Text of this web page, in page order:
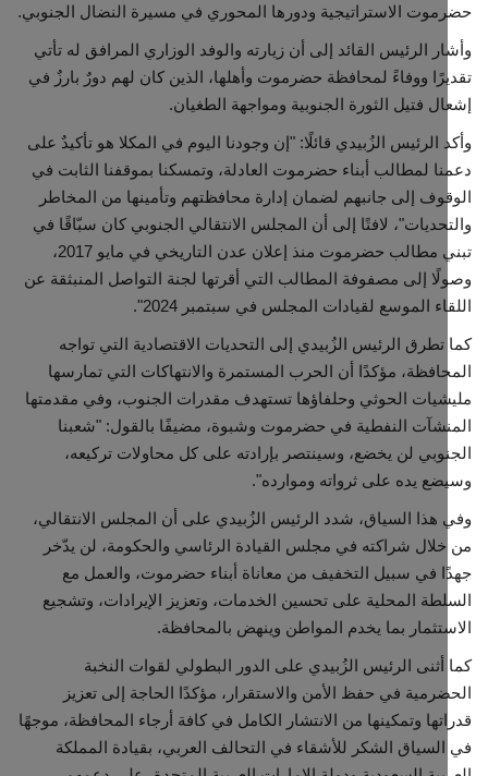
الاستراتيجية ودورها المحوري في مسيرة النضال الجنوبي.
الرئيس القائد إلى أن زيارته والوفد الوزاري المرافق له تأتي
ووفاءً لمحافظة حضرموت وأهلها، الذين كان لهم دورٌ بارزٌ في
فتيل الثورة الجنوبية ومواجهة الطغيان.
الرئيس الزُبيدي قائلًا: "إن وجودنا اليوم في المكلا هو تأكيدٌ على
لمطالب أبناء حضرموت العادلة، وتمسكنا بموقفنا الثابت في
إلى جانبهم لضمان إدارة محافظتهم وتأمينها من المخاطر
لافتًا إلى أن المجلس الانتقالي الجنوبي كان سبّاقًا في
إلى مصفوفة المطالب التي أقرتها لجنة التواصل المنبثقة عن
الموسع لقيادات المجلس في سبتمبر 2024".
الرئيس الزُبيدي إلى التحديات الاقتصادية التي تواجه
مؤكدًا أن الحرب المستمرة والانتهاكات التي تمارسها
الحوثي وحلفاؤها تستهدف مقدرات الجنوب، وفي مقدمتها
النفطية في حضرموت وشبوة، مضيفًا بالقول: "شعبنا
لن يخضع، وسينتصر بإرادته على كل محاولات تركيعه،
يده على ثرواته وموارده".
هذا السياق، شدد الرئيس الزُبيدي على أن المجلس الانتقالي،
شراكته في مجلس القيادة الرئاسي والحكومة، لن يدّخر
في سبيل التخفيف من معاناة أبناء حضرموت، والعمل مع
المحلية على تحسين الخدمات، وتعزيز الإيرادات، وتشجيع
بما يخدم المواطن وينهض بالمحافظة.
الرئيس الزُبيدي على الدور البطولي لقوات النخبة
في حفظ الأمن والاستقرار، مؤكدًا الحاجة إلى تعزيز
وتمكينها من الانتشار الكامل في كافة أرجاء المحافظة، موجهًا
الشكر للأشقاء في التحالف العربي، بقيادة المملكة